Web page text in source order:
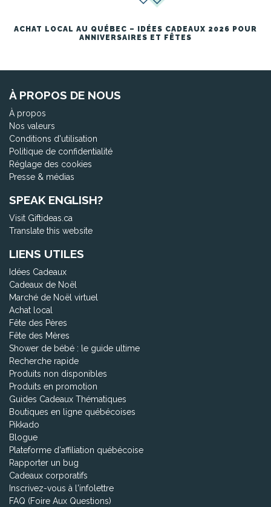
ACHAT LOCAL AU QUÉBEC – IDÉES CADEAUX 2026 POUR
ANNIVERSAIRES ET FÊTES
À PROPOS DE NOUS
À propos
Nos valeurs
Conditions d'utilisation
Politique de confidentialité
Réglage des cookies
Presse & médias
SPEAK ENGLISH?
Visit Giftideas.ca
Translate this website
LIENS UTILES
Idées Cadeaux
Cadeaux de Noël
Marché de Noël virtuel
Achat local
Fête des Pères
Fête des Mères
Shower de bébé : le guide ultime
Recherche rapide
Produits non disponibles
Produits en promotion
Guides Cadeaux Thématiques
Boutiques en ligne québécoises
Pikkado
Blogue
Plateforme d'affiliation québécoise
Rapporter un bug
Cadeaux corporatifs
Inscrivez-vous à l'infolettre
FAQ (Foire Aux Questions)